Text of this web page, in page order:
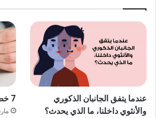
عندما يتفق الجانبان الذكوري
والأنثوي داخلنا، ما الذي يحدث؟
7 خطوات لشفاء القلب المجروح
مارس